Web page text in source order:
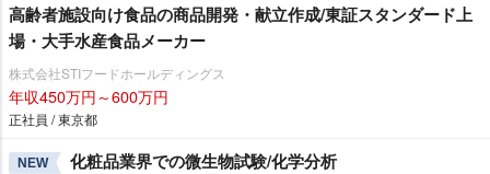
高齢者施設向け食品の商品開発・献立作成/東証スタンダード上
場・大手水産食品メーカー
株式会社STIフードホールディングス
年収450万円～600万円
正社員 / 東京都
NEW 化粧品業界での微生物試験/化学分析